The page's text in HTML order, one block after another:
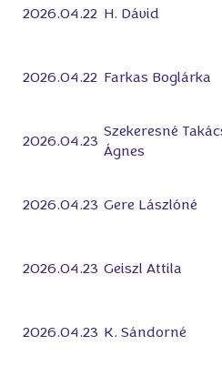
2026.04.22 H. Dávid
2026.04.22 Farkas Boglárka
2026.04.23
Szekeresné
Ágnes
2026.04.23 Gere Lászlóné
2026.04.23 Geiszl Attila
2026.04.23 K. Sándorné